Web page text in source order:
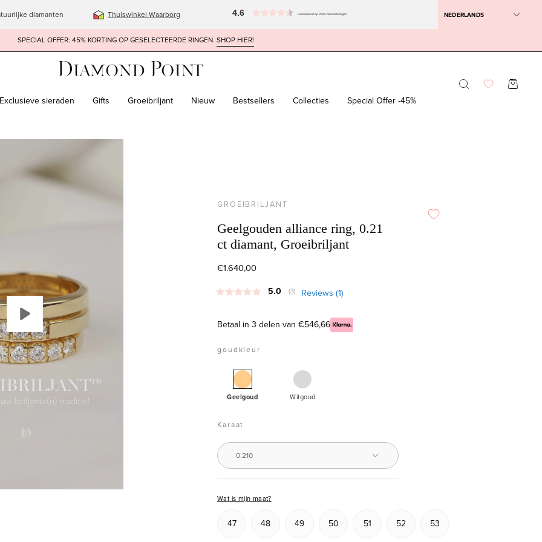
diamanten Thuiswinkel Waarborg 4.6 Gebaseerd op 2665 beoordelingen NEDERLANDS
SPECIAL OFFER: 45% KORTING OP GESELECTEERDE RINGEN. SHOP HIER!
Exclusieve sieraden Gifts Groeibriljant Nieuw Bestsellers Collecties Special Offer -45%
Zoekbalk
GROEIBRILJANT
Geelgouden alliance ring, 0.21
ct diamant, Groeibriljant
€1.640,00
Gemiddelde beoordeling:
5.0 (aantal stemmen:
3) Reviews (1)
Betaal in 3 delen van €546,66
goudkleur
Geelgouden
alliance
0.21
diamant,
Groeibriljant
Geelgoud
Witgouden
Witgoud
Karaat
0.210
Wat is mijn maat?
47 48 49 50 51 52 53